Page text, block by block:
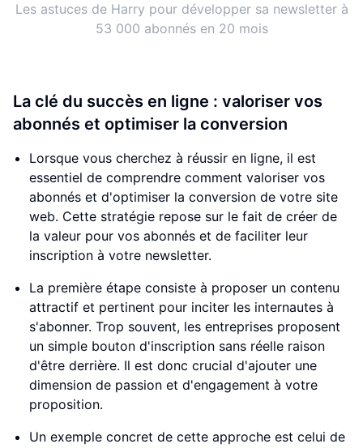
Les astuces de Harry pour développer sa newsletter à
53 000 abonnés en 20 mois
La clé du succès en ligne : valoriser vos
abonnés et optimiser la conversion
Lorsque vous cherchez à réussir en ligne, il est
essentiel de comprendre comment valoriser vos
abonnés et d'optimiser la conversion de votre site
web. Cette stratégie repose sur le fait de créer de
la valeur pour vos abonnés et de faciliter leur
inscription à votre newsletter.
La première étape consiste à proposer un contenu
attractif et pertinent pour inciter les internautes à
s'abonner. Trop souvent, les entreprises proposent
un simple bouton d'inscription sans réelle raison
d'être derrière. Il est donc crucial d'ajouter une
dimension de passion et d'engagement à votre
proposition.
Un exemple concret de cette approche est celui de